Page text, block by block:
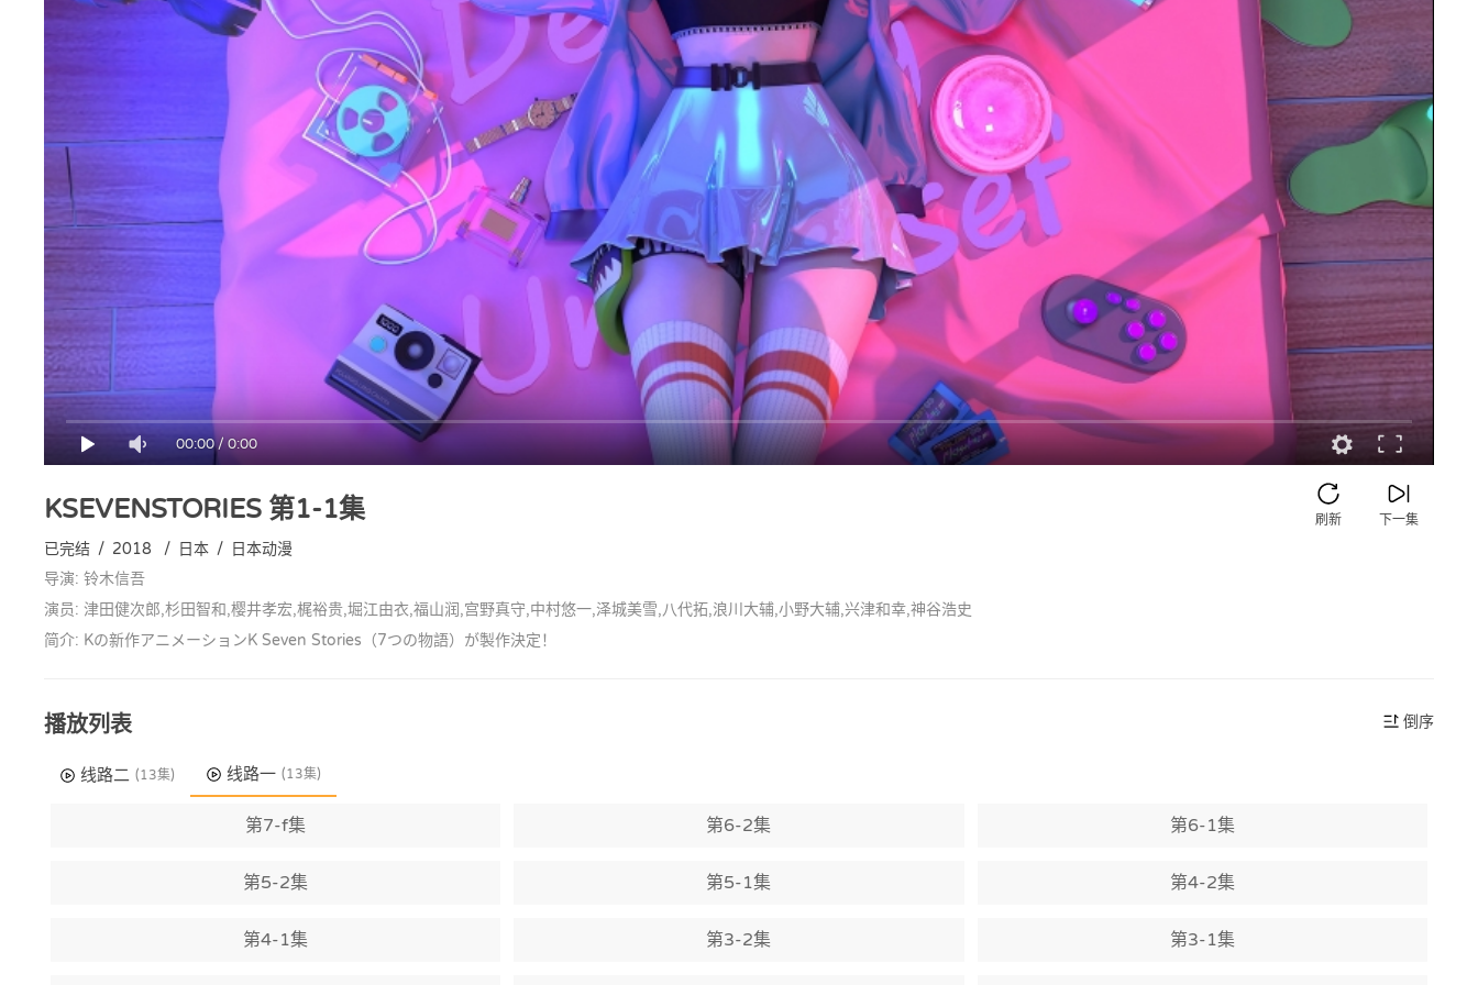
00:00/0:00
KSEVENSTORIES 第1-1集 下一集
刷新
已完结 / 2018 / 日本 / 日本动漫
导演: 铃木信吾
演员: 津田健次郎,杉田智和,樱井孝宏,梶裕贵,堀江由衣,福山润,宫野真守,中村悠一,泽城美雪,八代拓,浪川大辅,小野大辅,兴津和幸,神谷浩史
简介: Kの新作アニメーションK Seven Stories（7つの物語）が製作決定！
播放列表 倒序
线路二 (13集) 线路一 (13集)
第7-f集 第6-2集 第6-1集
第5-2集 第5-1集 第4-2集
第4-1集 第3-2集 第3-1集